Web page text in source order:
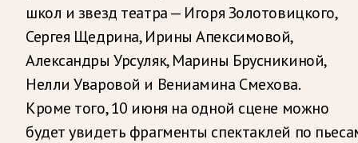
школ и звезд театра — Игоря Золотовицкого,
Сергея Щедрина, Ирины Апексимовой,
Александры Урсуляк, Марины Брусникиной,
Нелли Уваровой и Вениамина Смехова.
Кроме того, 10 июня на одной сцене можно
будет увидеть фрагменты спектаклей по